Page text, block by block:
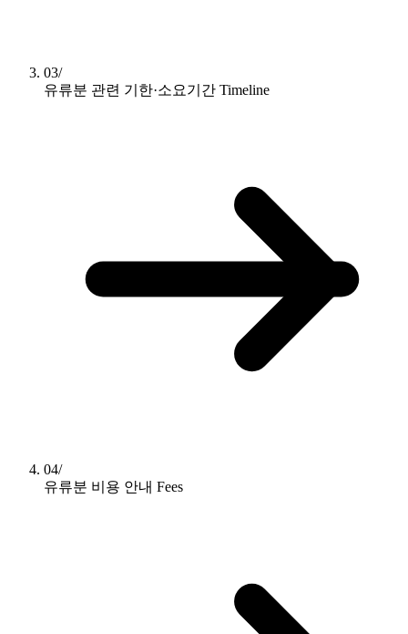
03/
유류분 관련 기한·소요기간 Timeline
04/
유류분 비용 안내 Fees